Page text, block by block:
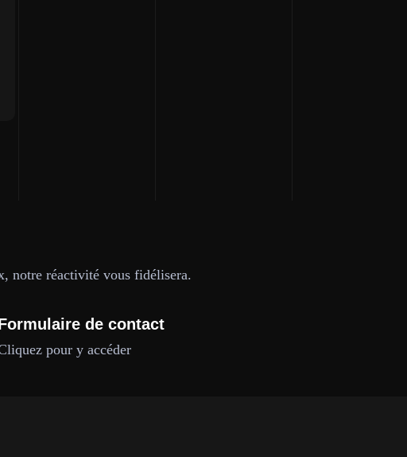
notre réactivité vous fidélisera.
de contact
pour y accéder